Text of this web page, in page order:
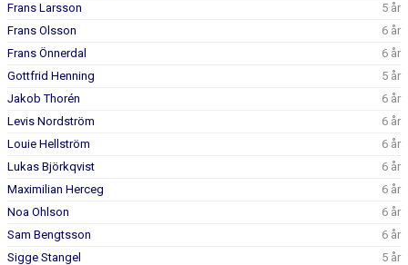
Frans Larsson
5 år
Frans Olsson
6 år
Frans Önnerdal
6 år
Gottfrid Henning
5 år
Jakob Thorén
6 år
Levis Nordström
6 år
Louie Hellström
6 år
Lukas Björkqvist
6 år
Maximilian Herceg
6 år
Noa Ohlson
6 år
Sam Bengtsson
6 år
Sigge Stangel
5 år